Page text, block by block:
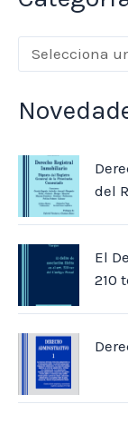
del
El
210